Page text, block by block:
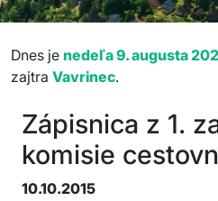
Dnes je nedeľa 9. augusta
zajtra Vavrinec.
Zápisnica z 1.
komisie
10.10.2015